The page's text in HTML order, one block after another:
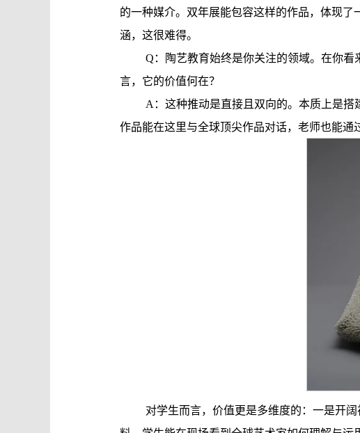
的一种媒介。双年展能包容这样的作品，体现
涵，这很难得。
Q：陶艺教育始终是你关注的领域。在你
言，它的价值何在？
A：这种推动是直接且双向的。本质上是搭
作品能在这里与全球顶尖作品对话，老师也能通
对学生而言，价值更是多维度的：一是开